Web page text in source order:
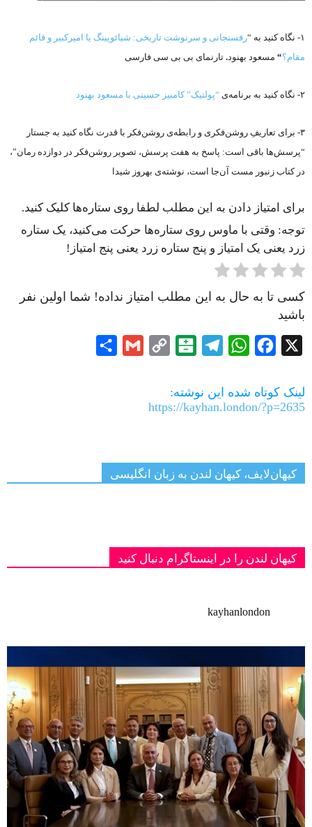
۱- نگاه کنید به “
رفسنجانی و سرنوشت تاریخی: شیائوپینگ یا امیرکبیر و قائم
مقام؟“ مسعود بهنود. تارنمای بی بی سی فارسی
۲- نگاه کنید به برنامه‌ی “پولتیک” کامبیز حسینی با مسعود بهنود
۳- برای تعاریفِ روشن‌فکری و رابطه‌ی روشن‌فکر با قدرت نگاه کنید به جستار
“پرسش‌ها باقی است: پاسخ به هفت پرسش، تصویر روشن‌فکر در دوازده رمان”،
در کتاب زنبور مست آن‌جا است، نوشته‌ی بهروز شیدا
برای امتیاز دادن به این مطلب لطفا روی ستاره‌ها کلیک کنید.
توجه: وقتی با ماوس روی ستاره‌ها حرکت می‌کنید، یک ستاره
زرد یعنی یک امتیاز و پنج ستاره زرد یعنی پنج امتیاز!
کسی تا به حال به این مطلب امتیاز نداده! شما اولین نفر
باشید
X
Facebook
WhatsApp
Telegram
Balatarin
Copy
Gmail
لینک کوتاه شده این نوشته:
https://kayhan.london/?p=2635
کیهان‌لایف، کیهان لندن به زبان انگلیسی
کیهان لندن را در اینستاگرام دنبال کنید
kayhanlondon